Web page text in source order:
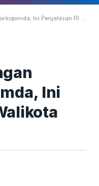
Penjelasan PJ Walikota Makassar
Ini